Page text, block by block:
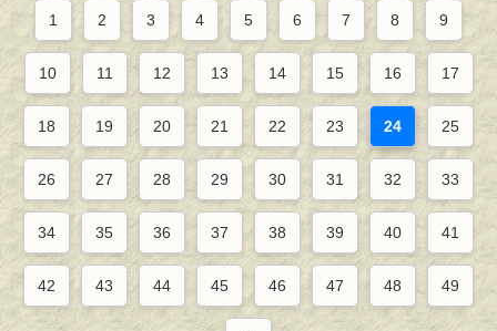
1 2 3 4 5 6 7 8 9
10 11 12 13 14 15 16 17
18 19 20 21 22 23 24 25
26 27 28 29 30 31 32 33
34 35 36 37 38 39 40 41
42 43 44 45 46 47 48 49